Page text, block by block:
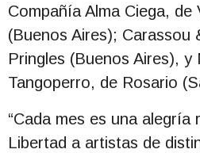
Compañía Alma Ciega, de
(Buenos Aires); Carassou
Pringles (Buenos Aires), y
Tangoperro, de Rosario
“Cada mes es una alegría
Libertad a artistas de